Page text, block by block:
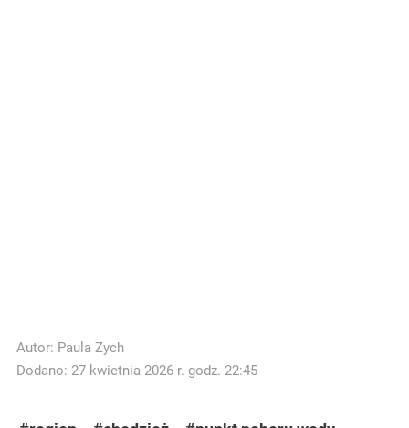
Autor: Paula Zych
Dodano: 27 kwietnia 2026 r. godz. 22:45